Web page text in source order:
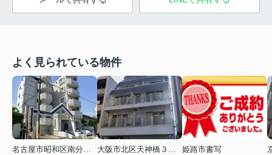
よく見られている物件
姫路市書写